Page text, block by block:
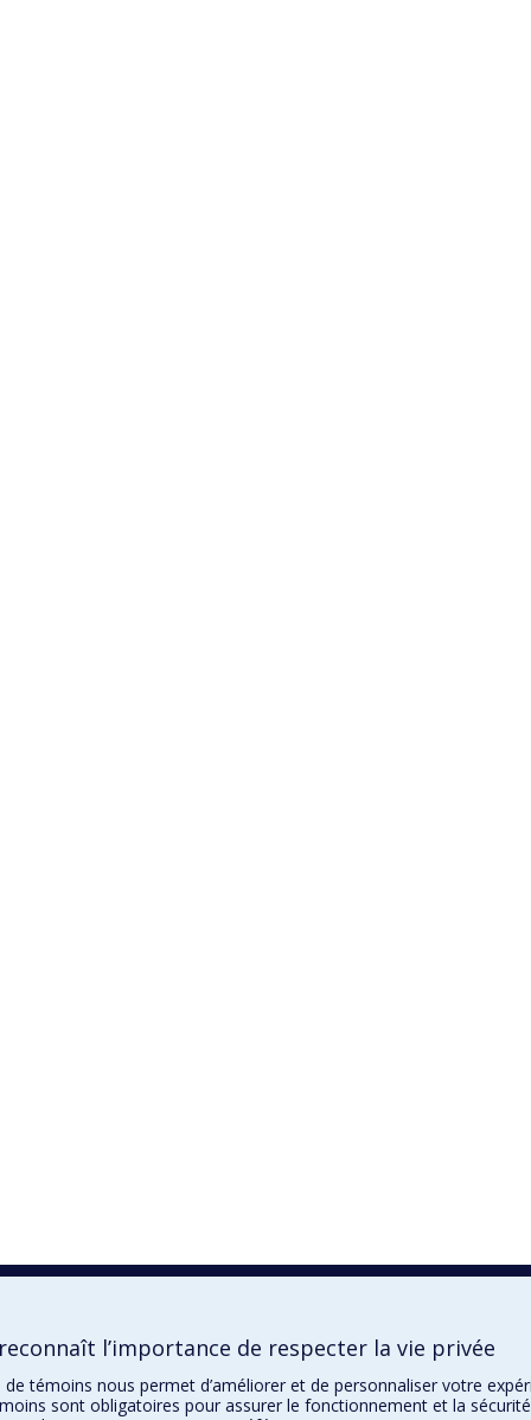
reconnaît l’importance de respecter la vie privée
de témoins nous permet d’améliorer et de personnaliser votre
sont obligatoires pour assurer le fonctionnement et la